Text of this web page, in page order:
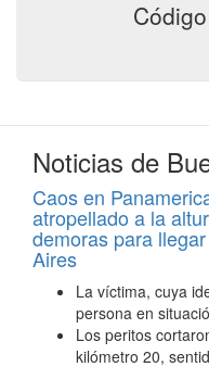
Noticias de
Caos en
atropellado a la
demoras para
Aires
La víctima, cuya
persona en
Los peritos
kilómetro 20,